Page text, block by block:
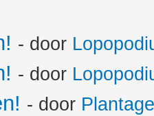
- door
- door
- door